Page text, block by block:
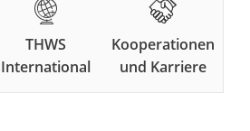
THWS
International
Kooperationen
und Karriere